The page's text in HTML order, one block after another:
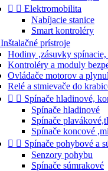
  Elektromobilita
Nabíjacie stanice
Smart kontroléry
Inštalačné prístroje
Hodiny ,zásuvky
Kontroléry a moduly
Ovládače motorov a
Relé a stmievače do
  Spínače hladinové,
Spínače hladinové
Spínače
Spínače koncové
  Spínače pohybové a
Senzory pohybu
Spínače súmrakové